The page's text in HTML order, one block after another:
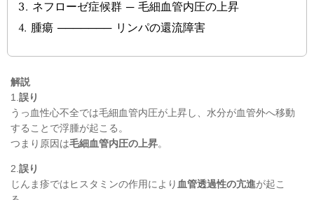
3. ネフローゼ症候群 ─ 毛細血管内圧の上昇
4. 腫瘍 ─────── リンパの還流障害
解説
1. 誤り
うっ血性心不全では毛細血管内圧が上昇し、水分が血管外へ移動
することで浮腫が起こる。
つまり原因は毛細血管内圧の上昇。
2. 誤り
じんま疹ではヒスタミンの作用により 血管透過性の亢進が起こ